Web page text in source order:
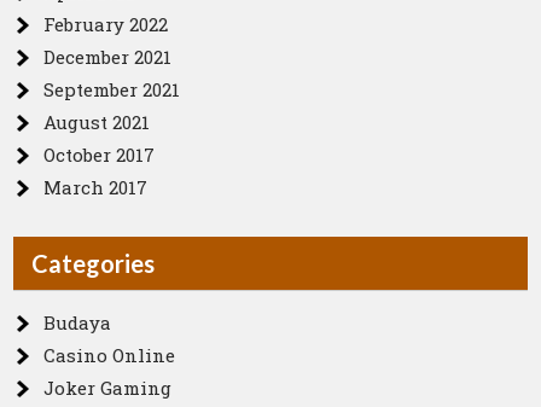
February 2022
December 2021
September 2021
August 2021
October 2017
March 2017
Categories
Budaya
Casino Online
Joker Gaming